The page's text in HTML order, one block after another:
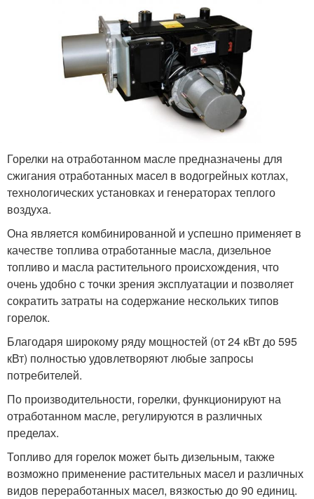
Горелки на отработанном масле предназначены для
сжигания отработанных масел в водогрейных котлах,
технологических установках и генераторах теплого
воздуха.
Она является комбинированной и успешно применяет в
качестве топлива отработанные масла, дизельное
топливо и масла растительного происхождения, что
очень удобно с точки зрения эксплуатации и позволяет
сократить затраты на содержание нескольких типов
горелок.
Благодаря широкому ряду мощностей (от 24 кВт до 595
кВт) полностью удовлетворяют любые запросы
потребителей.
По производительности, горелки, функционируют на
отработанном масле, регулируются в различных
пределах.
Топливо для горелок может быть дизельным, также
возможно применение растительных масел и различных
видов переработанных масел, вязкостью до 90 единиц.